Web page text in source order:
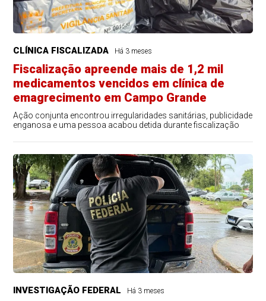
CLÍNICA FISCALIZADA Há 3 meses
Fiscalização apreende mais de 1,2 mil
medicamentos vencidos em clínica de
emagrecimento em Campo Grande
Ação conjunta encontrou irregularidades sanitárias, publicidade
enganosa e uma pessoa acabou detida durante fiscalização
INVESTIGAÇÃO FEDERAL Há 3 meses